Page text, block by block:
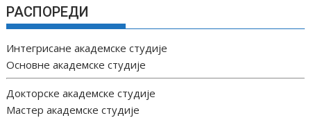
РАСПОРЕДИ
Интегрисане академске студије
Основне академске студије
Докторске академске студије
Мастер академске студије